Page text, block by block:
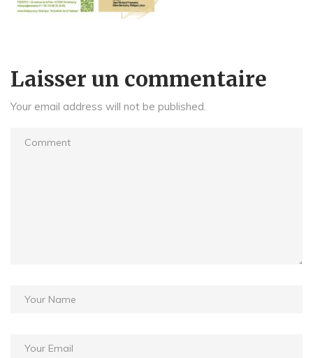
Laisser un commentaire
Your email address will not be published.